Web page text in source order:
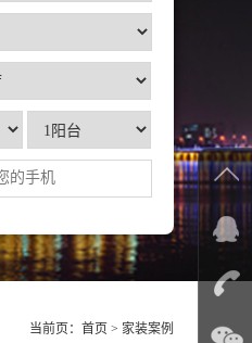
当前页： 首页 > 家装案例